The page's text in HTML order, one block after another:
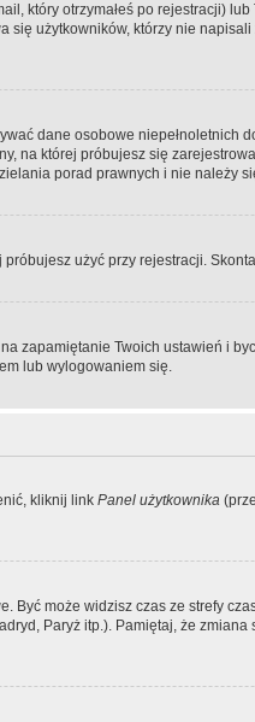
który otrzymałeś po rejestracji)
użytkowników, którzy nie
dane osobowe
na której próbujesz się
porad prawnych i nie należy
użyć przy rejestracji.
zapamiętanie Twoich ustawień i
lub wylogowaniem się.
kliknij link Panel użytkownika
Być może widzisz czas ze strefy
Paryż itp.). Pamiętaj, że